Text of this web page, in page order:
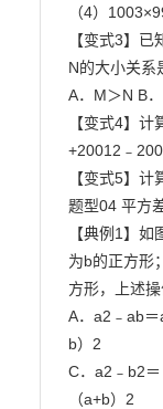
（4）
【变式3】
N的大小关系
A．M＞N B
【变式4】
【变式5】计
题型04 平方
【典例1】
为b的正方形
方形，上述操
A．a2﹣ab
b）2
C．a2﹣b2
（a+b）2